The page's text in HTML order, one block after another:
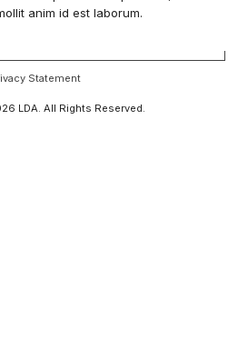
anim id est laborum.
Statement
LDA. All Rights Reserved.